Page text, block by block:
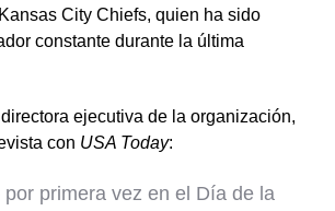
City Chiefs, quien ha sido
constante durante la última
ejecutiva de la organización,
con USA Today:
por primera vez en el Día de la